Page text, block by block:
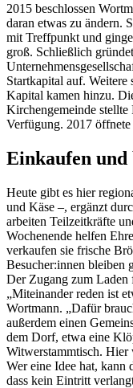
2015 beschlossen
daran etwas zu ändern.
mit Treffpunkt und
groß. Schließlich
Startkapital auf. Weitere
Kapital kamen hinzu.
Kirchengemeinde
Verfügung. 2017
Einkaufen und
Heute gibt es hier
und Käse –, ergänzt
arbeiten Teilzeitkräfte
Wochenende helfen
verkaufen sie frische
Besucher:innen bleiben
Der Zugang zum Laden
„Miteinander reden ist
Wortmann. „Dafür
außerdem einen
dem Dorf, etwa eine
Witwerstammtisch. Hier
Wer eine Idee hat, kann
dass kein Eintritt